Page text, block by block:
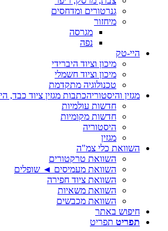
גנרטורים ומדחסים
מיחזור
מגרסה
נפה
היי-טק
מיכון וציוד היברידי
מיכון וציוד חשמלי
טכנולוגיה מתקדמת
מגזין והיסטוריהכתבות מגזין ציוד כבד,
חדשות עולמיות
חדשות מקומיות
היסטוריה
מגזין
השוואת כלי צמ"ה
השוואת טרקטורים
השוואת מעמיסים ◄ שופלים
השוואת ציוד חפירה
השוואת משאיות
השוואת מכבשים
חיפוש באתר
תפריט תפריט